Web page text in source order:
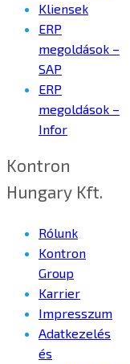
Kliensek
ERP
megoldások –
SAP
ERP
megoldások –
Infor
Kontron
Hungary Kft.
Rólunk
Kontron
Group
Karrier
Impresszum
Adatkezelés
és